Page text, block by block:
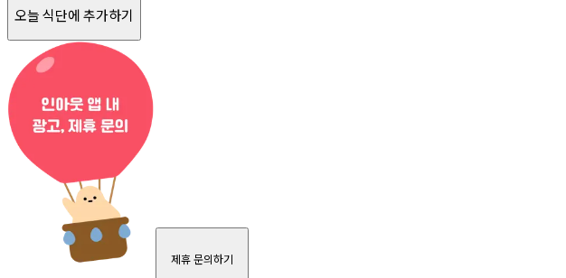
오늘 식단에 추가하기
제휴 문의하기